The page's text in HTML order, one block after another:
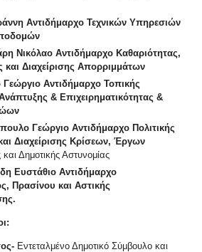
Αντιδήμαρχο Τεχνικών Υπηρεσιών
Νικόλαο Αντιδήμαρχο Καθαριότητας,
Διαχείρισης Απορριμμάτων
Γεώργιο Αντιδήμαρχο Τοπικής
& Επιχειρηματικότητας &
Γεώργιο Αντιδήμαρχο Πολιτικής
Διαχείρισης Κρίσεων, Έργων
και Δημοτικής Αστυνομίας
Ευστάθιο Αντιδήμαρχο
Πρασίνου και Αστικής
Εντεταλμένο Δημοτικό Σύμβουλο και